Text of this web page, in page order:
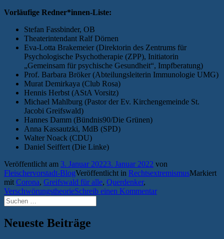
Vorläufige Redner*innen-Liste:
Stefan Fassbinder, OB
Theaterintendant Ralf Dörnen
Eva-Lotta Brakemeier (Direktorin des Zentrums für
Psychologische Psychotherapie (ZPP), Initiatorin
„Gemeinsam für psychische Gesundheit“, Impfberatung)
Prof. Barbara Bröker (Abteilungsleiterin Immunologie UMG)
Murat Demirkaya (Club Rosa)
Hennis Herbst (AStA Vorsitz)
Michael Mahlburg (Pastor der Ev. Kirchengemeinde St.
Jacobi Greifswald)
Hannes Damm (Bündnis90/Die Grünen)
Anna Kassautzki, MdB (SPD)
Walter Noack (CDU)
Daniel Seiffert (Die Linke)
Veröffentlicht am 3. Januar 20223. Januar 2022 von
Fleischervorstadt-BlogVeröffentlicht in RechtsextremismusMarkiert
mit Corona, Greifswald für alle, Querdenker,
VerschwörungstheorieSchreib einen Kommentar
Suchen
nach:
Neueste Beiträge